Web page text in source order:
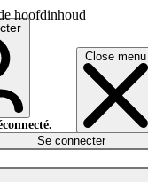
hoofdinhoud
Close menu
Se connecter